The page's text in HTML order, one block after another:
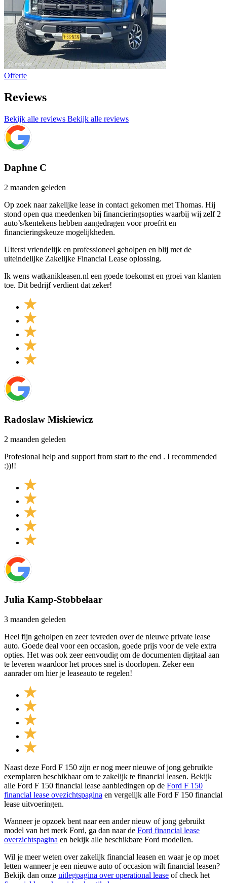
Offerte
Reviews
Bekijk alle reviews Bekijk alle reviews
Daphne C
2 maanden geleden
Op zoek naar zakelijke lease in contact gekomen met Thomas. Hij
stond open qua meedenken bij financieringsopties waarbij wij zelf 2
auto’s/kentekens hebben aangedragen voor proefrit en
financieringskeuze mogelijkheden.
Uiterst vriendelijk en professioneel geholpen en blij met de
uiteindelijke Zakelijke Financial Lease oplossing.
Ik wens watkanikleasen.nl een goede toekomst en groei van klanten
toe. Dit bedrijf verdient dat zeker!
Radoslaw Miskiewicz
2 maanden geleden
Profesional help and support from start to the end . I recommended
:))!!
Julia Kamp-Stobbelaar
3 maanden geleden
Heel fijn geholpen en zeer tevreden over de nieuwe private lease
auto. Goede deal voor een occasion, goede prijs voor de vele extra
opties. Het was ook zeer eenvoudig om de documenten digitaal aan
te leveren waardoor het proces snel is doorlopen. Zeker een
aanrader om hier je leaseauto te regelen!
Naast deze Ford F 150 zijn er nog meer nieuwe of jong gebruikte
exemplaren beschikbaar om te zakelijk te financial leasen. Bekijk
alle Ford F 150 financial lease aanbiedingen op de Ford F 150
financial lease ovezichtspagina en vergelijk alle Ford F 150 financial
lease uitvoeringen.
Wanneer je opzoek bent naar een ander nieuw of jong gebruikt
model van het merk Ford, ga dan naar de Ford financial lease
overzichtspagina en bekijk alle beschikbare Ford modellen.
Wil je meer weten over zakelijk financial leasen en waar je op moet
letten wanneer je een nieuwe auto of occasion wilt financial leasen?
Bekijk dan onze uitlegpagina over operational lease of check het